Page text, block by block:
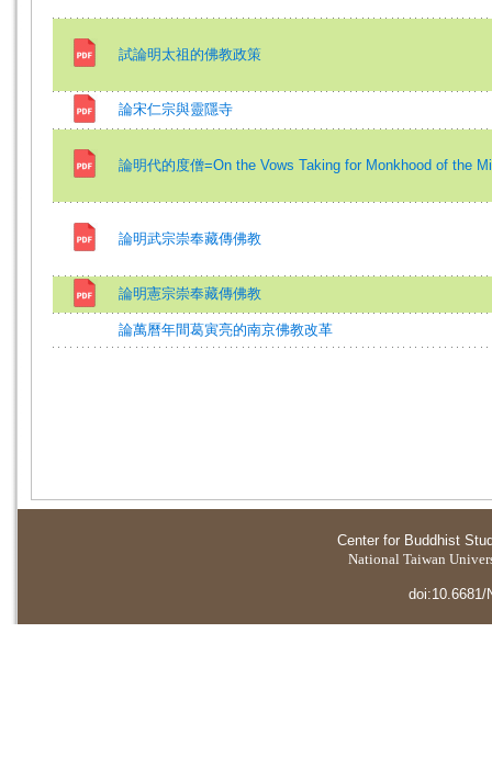
試論明太祖的佛教政策
論宋仁宗與靈隱寺
論明代的度僧=On the Vows Taking for Monkhood of the
論明武宗崇奉藏傳佛教
論明憲宗崇奉藏傳佛教
論萬曆年間葛寅亮的南京佛教改革
Center for Buddhist
National Taiwan
doi:10.6681/